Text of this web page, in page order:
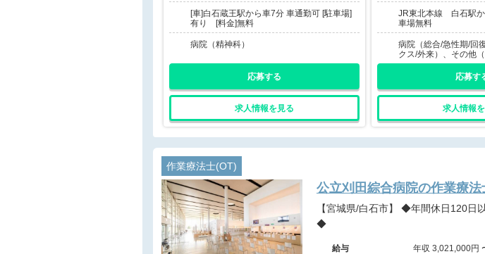
[車]白石蔵王駅から車7分 車通勤可 [駐車場]
有り [料金]無料
病院（精神科）
応募する
求人情報を見る
JR東北本線 白石駅か
車場無料
病院（総合/急性期/回
クス/外来）、その他（
応募す
求人情報
作業療法士(OT)
公立刈田綜合病院の作業療法
【宮城県/白石市】 ◆年間休日120日以上◆手当充実◆リハビリスタッフ関係良好◆アットホームな雰囲気
◆
給与